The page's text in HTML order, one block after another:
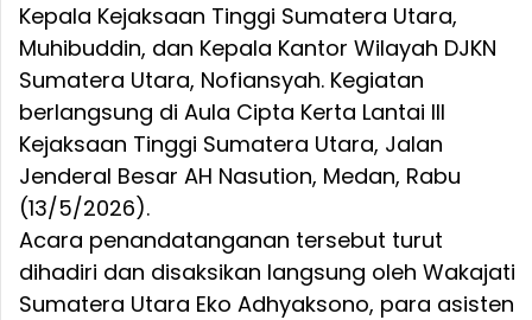
Kepala Kejaksaan Tinggi Sumatera Utara,
Muhibuddin, dan Kepala Kantor Wilayah DJKN
Sumatera Utara, Nofiansyah. Kegiatan
berlangsung di Aula Cipta Kerta Lantai III
Kejaksaan Tinggi Sumatera Utara, Jalan
Jenderal Besar AH Nasution, Medan, Rabu
(13/5/2026).
Acara penandatanganan tersebut turut
dihadiri dan disaksikan langsung oleh Wakajati
Sumatera Utara Eko Adhyaksono, para asisten